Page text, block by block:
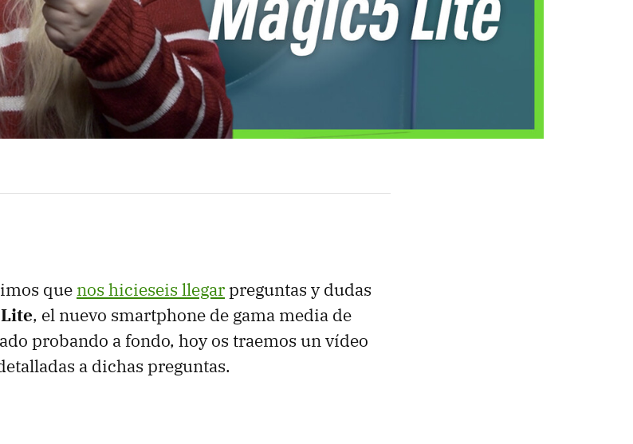
que nos hicieseis llegarpreguntas y dudas
, el nuevo smartphone de gama media de
probando a fondo, hoy os traemos un vídeo
a dichas preguntas.